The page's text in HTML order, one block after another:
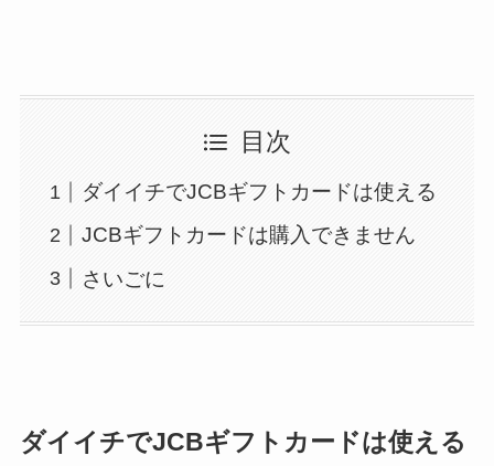
目次
ダイイチでJCBギフトカードは使える
JCBギフトカードは購入できません
さいごに
ダイイチでJCBギフトカードは使える